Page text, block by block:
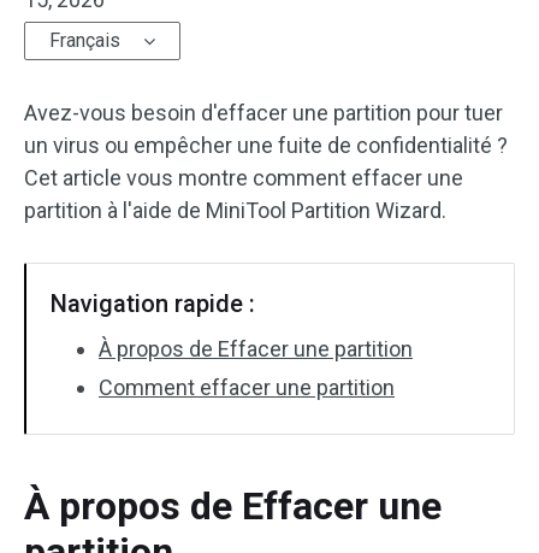
Français
Avez-vous besoin d'effacer une partition pour tuer
un virus ou empêcher une fuite de confidentialité ?
Cet article vous montre comment effacer une
partition à l'aide de MiniTool Partition Wizard.
Navigation rapide :
À propos de Effacer une partition
Comment effacer une partition
À propos de Effacer une